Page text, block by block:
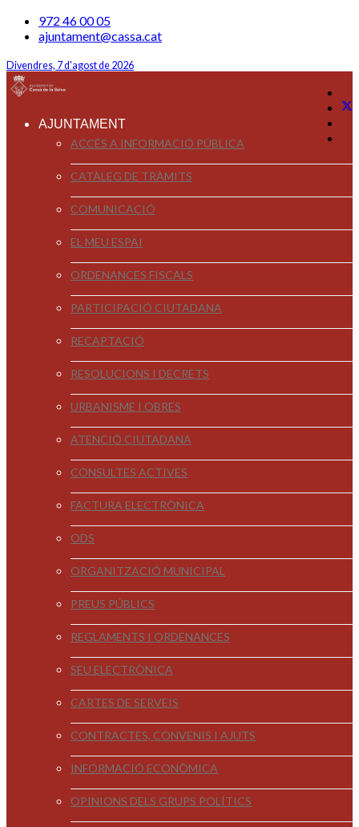
972 46 00 05
ajuntament@cassa.cat
Divendres, 7 d'agost de 2026
AJUNTAMENT
ACCÉS A INFORMACIÓ PÚBLICA
CATÀLEG DE TRÀMITS
COMUNICACIÓ
EL MEU ESPAI
ORDENANCES FISCALS
PARTICIPACIÓ CIUTADANA
RECAPTACIÓ
RESOLUCIONS I DECRETS
URBANISME I OBRES
ATENCIÓ CIUTADANA
CONSULTES ACTIVES
FACTURA ELECTRÒNICA
ODS
ORGANITZACIÓ MUNICIPAL
PREUS PÚBLICS
REGLAMENTS I ORDENANCES
SEU ELECTRÒNICA
CARTES DE SERVEIS
CONTRACTES, CONVENIS I AJUTS
INFORMACIÓ ECONÒMICA
OPINIONS DELS GRUPS POLÍTICS